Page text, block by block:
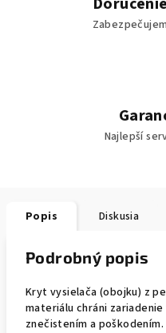
Najlepší
Popis Diskusia
Podrobný popis
Kryt vysielača (obojku) z
materiálu chráni
znečistením a